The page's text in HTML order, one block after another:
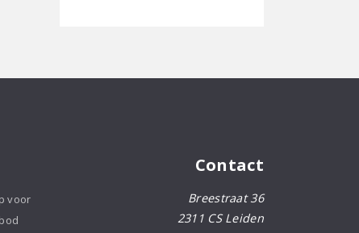
voor
Contact
Breestraat 36
2311 CS Leiden